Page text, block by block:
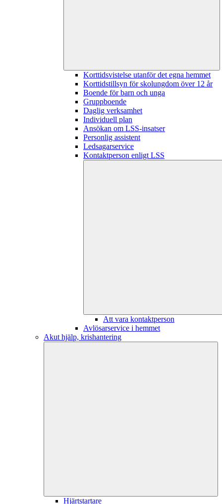
Korttidsvistelse utanför det egna hemmet
Korttidstillsyn för skolungdom över 12 år
Boende för barn och unga
Gruppboende
Daglig verksamhet
Individuell plan
Ansökan om LSS-insatser
Personlig assistent
Ledsagarservice
Kontaktperson enligt LSS
Att vara kontaktperson
Avlösarservice i hemmet
Akut hjälp, krishantering
Hjärtstartare